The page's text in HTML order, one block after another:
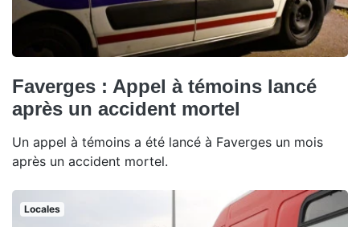
Faverges : Appel à témoins lancé
après un accident mortel
Un appel à témoins a été lancé à Faverges un mois
après un accident mortel.
Locales